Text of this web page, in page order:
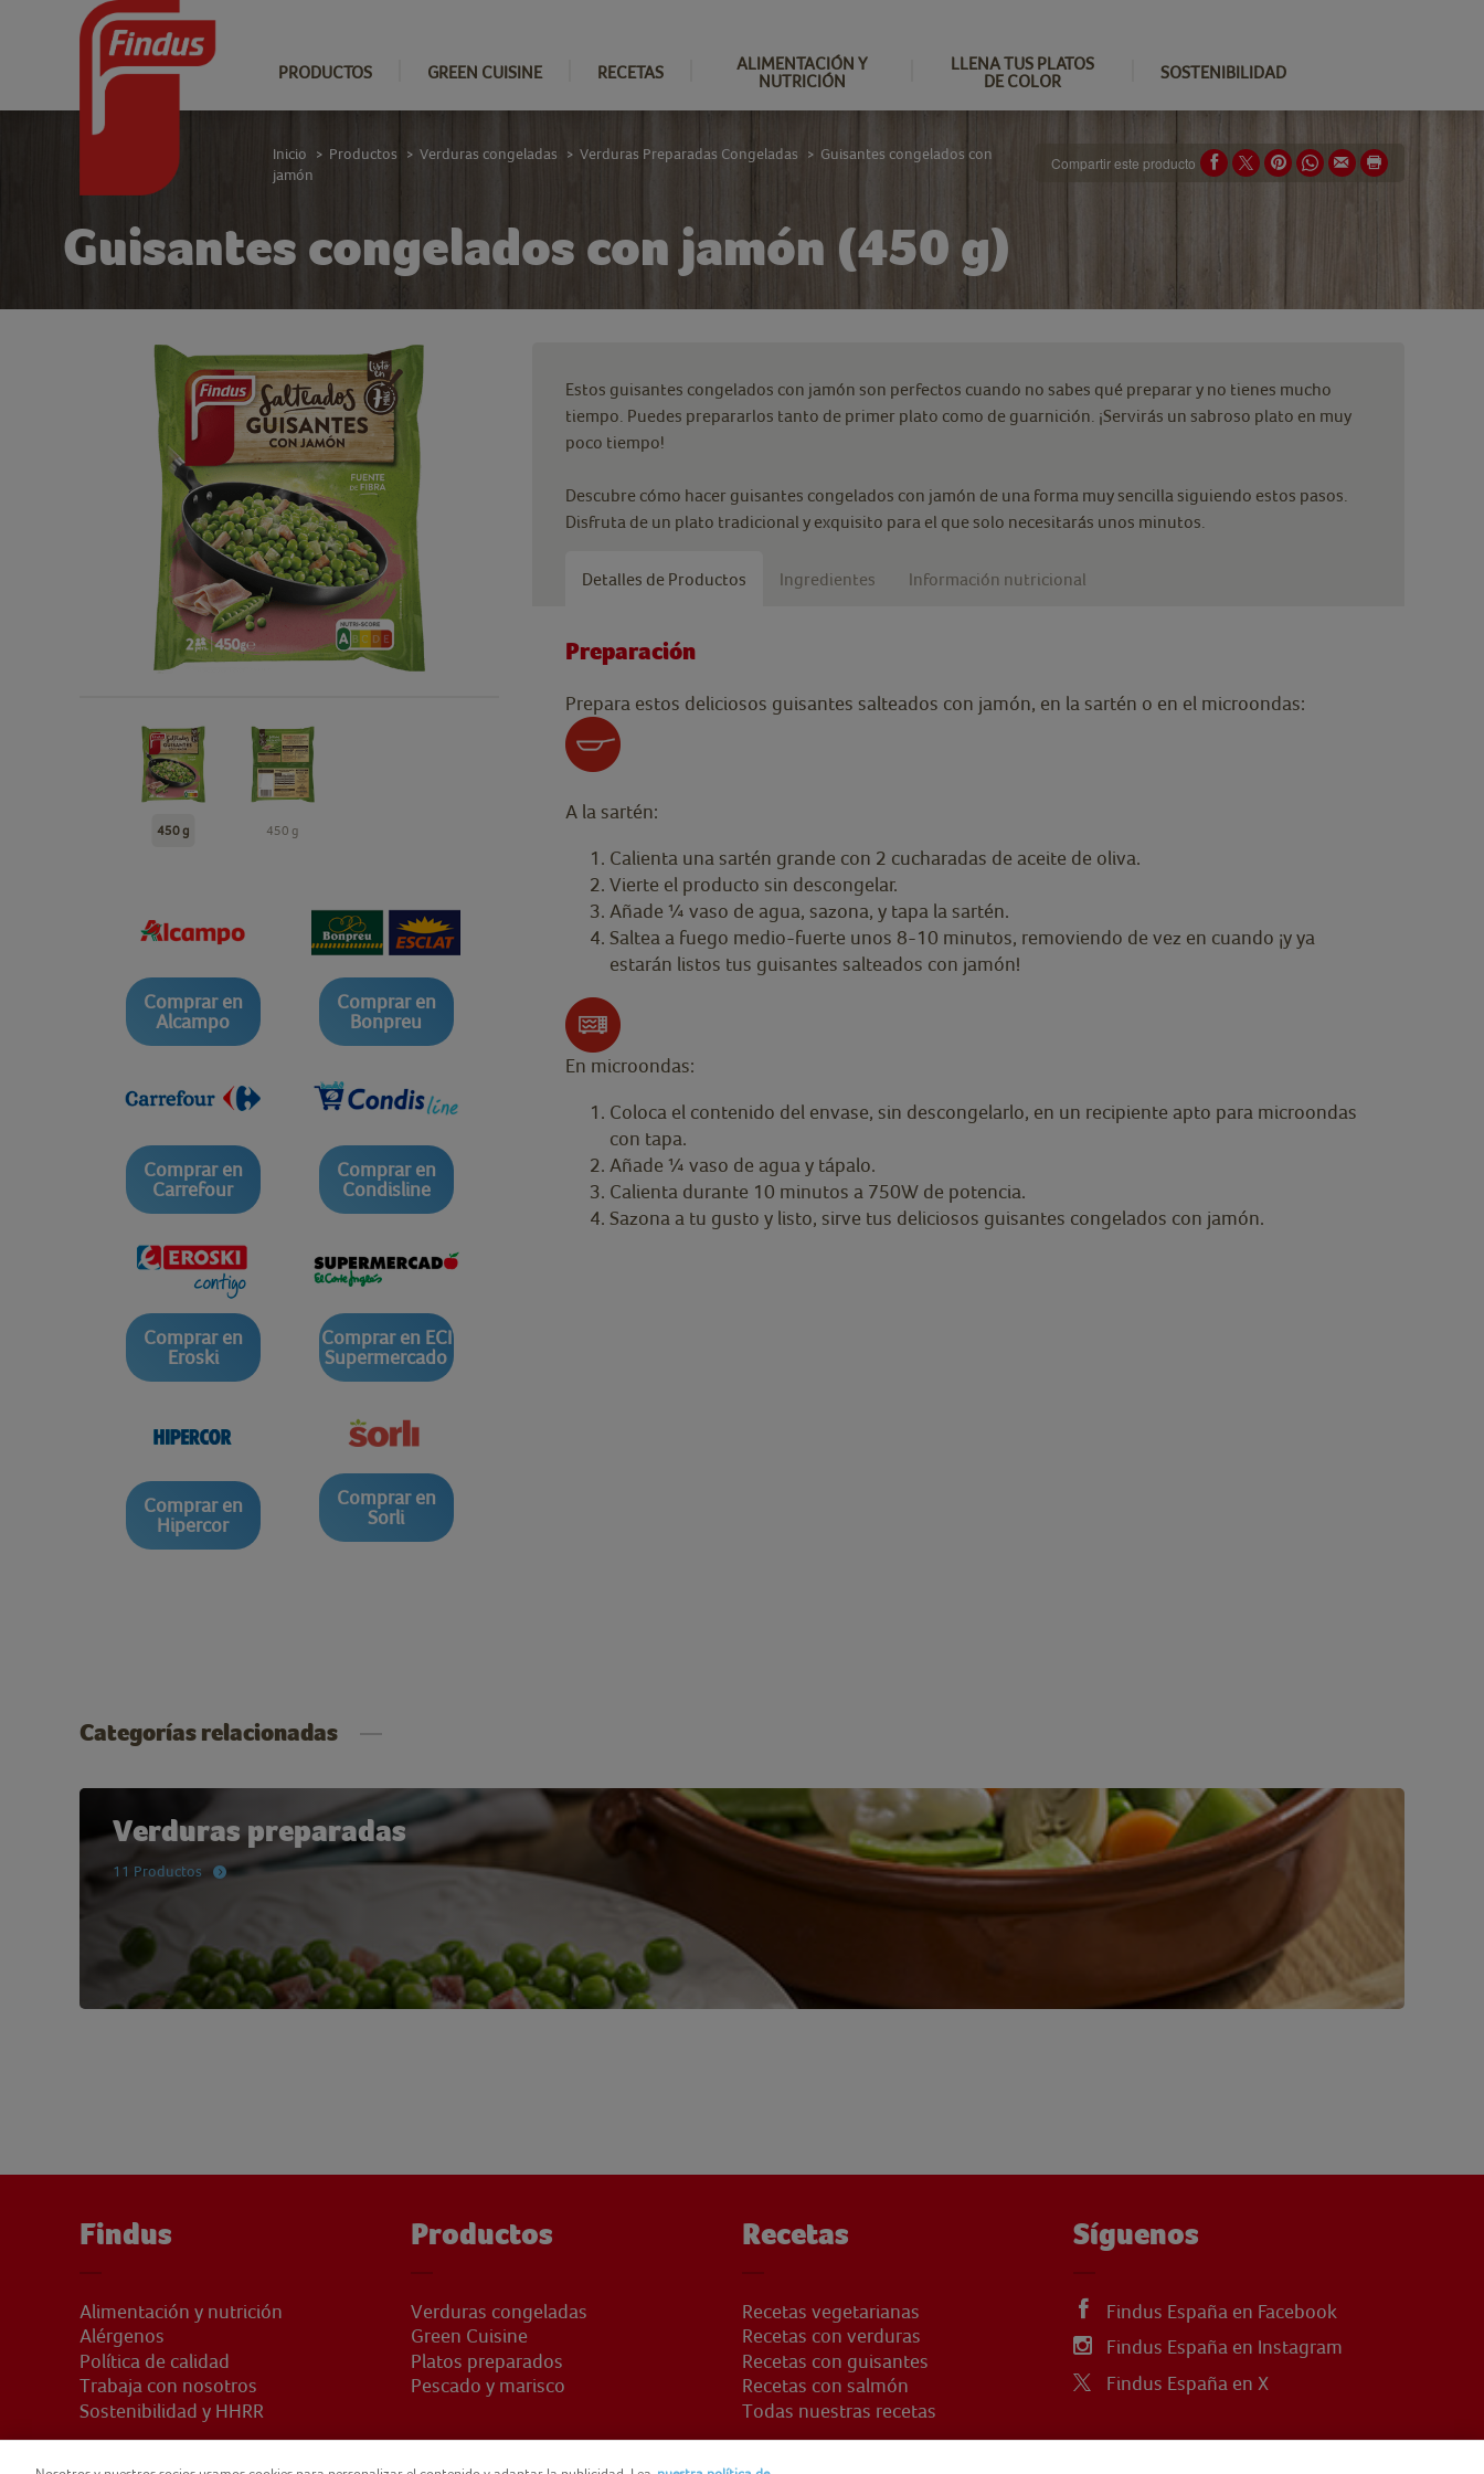
PRODUCTOS GREEN CUISINE RECETAS
ALIMENTACIÓN Y
NUTRICIÓN
LLENA TUS PLATOS
DE COLOR
SOSTENIBILIDAD
Guisantes congelados con jamón (450 g)
Inicio > Productos > Verduras congeladas > Verduras Preparadas Congeladas > Guisantes congelados con
jamón
Compartir este producto
450 g 450 g
Comprar en
Alcampo
Comprar en
Bonpreu
Comprar en
Carrefour
Comprar en
Condisline
Comprar en
Eroski
Comprar en ECI
Supermercado
Comprar en
Hipercor
Comprar en
Sorli
Estos guisantes congelados con jamón son perfectos cuando no sabes qué preparar y no tienes mucho
tiempo. Puedes prepararlos tanto de primer plato como de guarnición. ¡Servirás un sabroso plato en muy
poco tiempo!
Descubre cómo hacer guisantes congelados con jamón de una forma muy sencilla siguiendo estos pasos.
Disfruta de un plato tradicional y exquisito para el que solo necesitarás unos minutos.
Detalles de Productos Ingredientes Información nutricional
Preparación
Prepara estos deliciosos guisantes salteados con jamón, en la sartén o en el microondas:
A la sartén:
Calienta una sartén grande con 2 cucharadas de aceite de oliva.
Vierte el producto sin descongelar.
Añade ¼ vaso de agua, sazona, y tapa la sartén.
Saltea a fuego medio-fuerte unos 8-10 minutos, removiendo de vez en cuando ¡y ya
estarán listos tus guisantes salteados con jamón!
En microondas:
Coloca el contenido del envase, sin descongelarlo, en un recipiente apto para microondas
con tapa.
Añade ¼ vaso de agua y tápalo.
Calienta durante 10 minutos a 750W de potencia.
Sazona a tu gusto y listo, sirve tus deliciosos guisantes congelados con jamón.
Categorías relacionadas
Verduras preparadas
11 Productos
Findus
Alimentación y nutrición
Alérgenos
Política de calidad
Trabaja con nosotros
Sostenibilidad y HHRR
Productos
Verduras congeladas
Green Cuisine
Platos preparados
Pescado y marisco
Recetas
Recetas vegetarianas
Recetas con verduras
Recetas con guisantes
Recetas con salmón
Todas nuestras recetas
Síguenos
Findus España en Facebook
Findus España en Instagram
Findus España en X